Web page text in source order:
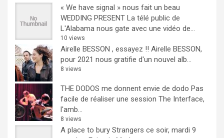
« We have signal » nous fait un beau
WEDDING PRESENT La télé public de
L'Alabama nous gate avec une vidéo de...
10 views
Airelle BESSON , essayez !! Airelle BESSON,
pour 2021 nous gratifie d'un nouvel alb...
8 views
THE DODOS me donnent envie de dodo Pas
facile de réaliser une session The Interface,
l'amb...
8 views
A place to bury Strangers ce soir, mardi 9